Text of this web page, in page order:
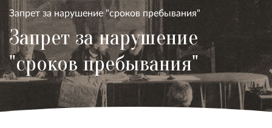
Запрет за нарушение "сроков пребывания"
Запрет за нарушение
"сроков пребывания"